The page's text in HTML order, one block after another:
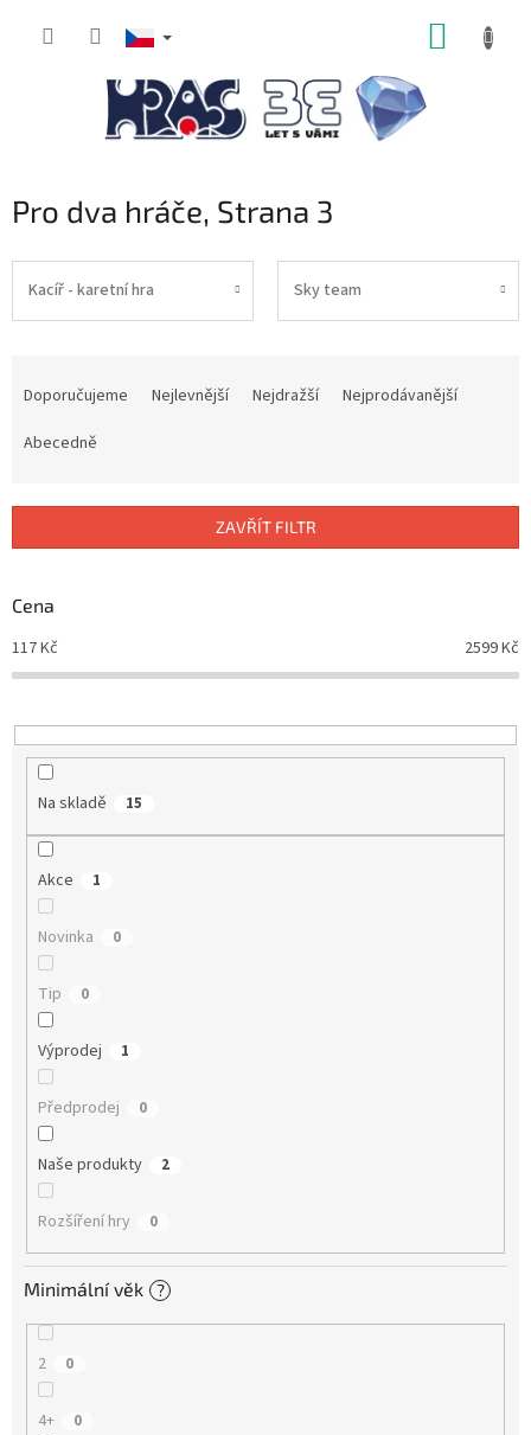
Pro dva hráče, Strana 3
Kacíř - karetní hra Sky team
r
d
k
t
Doporučujeme Nejlevnější Nejdražší
Nejprodávanější
Abecedně
ZAVŘÍT FILTR
Cena
117Kč 2599Kč
Na skladě 15
Akce 1
Novinka 0
Tip 0
Výprodej 1
Předprodej 0
Naše produkty 2
Rozšíření hry 0
Minimální věk ?
2 0
4+ 0